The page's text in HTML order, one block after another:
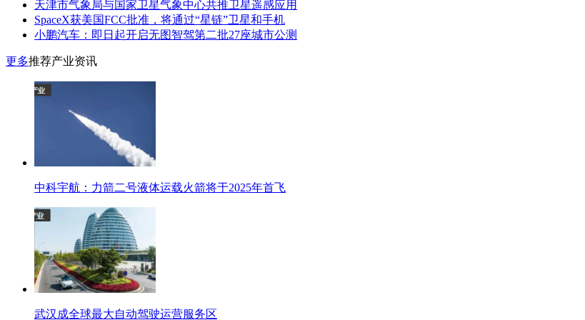
天津市气象局与国家卫星气象中心共推卫星遥感应用
SpaceX获美国FCC批准，将通过“星链”卫星和手机
小鹏汽车：即日起开启无图智驾第二批27座城市公测
更多推荐产业资讯
中科宇航：力箭二号液体运载火箭将于2025年首飞
武汉成全球最大自动驾驶运营服务区